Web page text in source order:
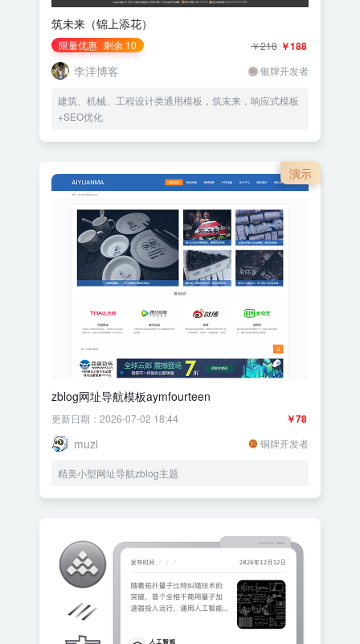
筑未来（锦上添花）
限量优惠 剩余 10 ￥188
￥218
李洋博客 银牌开发者
建筑、机械、工程设计类通用模板，筑未来，响应式模板
+SEO优化
演示
zblog网址导航模板aymfourteen
￥78
更新日期：2026-07-02 18:44
muzi 铜牌开发者
精美小型网址导航zblog主题